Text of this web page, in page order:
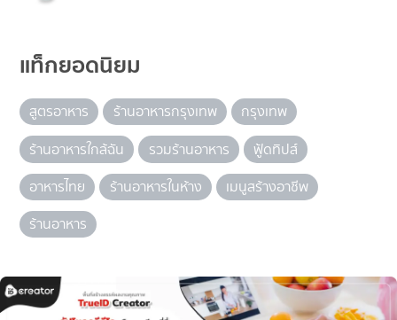
แท็กยอดนิยม
สูตรอาหาร ร้านอาหารกรุงเทพ
กรุงเทพ
ร้านอาหารใกล้ฉัน
รวมร้านอาหาร
ฟู้ดทิปส์
อาหารไทย
ร้านอาหารในห้าง
เมนูสร้างอาชีพ
ร้านอาหาร